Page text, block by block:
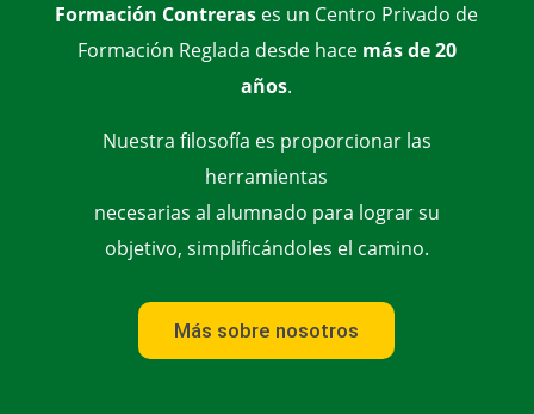
Formación Contreras es un Centro Privado de
Formación Reglada desde hace más de 20
años.
Nuestra filosofía es proporcionar las
herramientas
necesarias al alumnado para lograr su
objetivo, simplificándoles el camino.
Más sobre nosotros